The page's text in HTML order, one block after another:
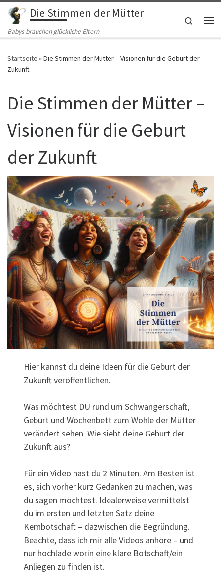
Zum Inhalt springen
Die Stimmen der Mütter
Babys brauchen glückliche Eltern
Search
Startseite »Die Stimmen der Mütter – Visionen für die Geburt der
Zukunft
Die Stimmen der Mütter –
Visionen für die Geburt
der Zukunft
Hier kannst du deine Ideen für die Geburt der
Zukunft veröffentlichen.
Was möchtest DU rund um Schwangerschaft,
Geburt und Wochenbett zum Wohle der Mütter
verändert sehen. Wie sieht deine Geburt der
Zukunft aus?
Für ein Video hast du 2 Minuten. Am Besten ist
es, sich vorher kurz Gedanken zu machen, was
du sagen möchtest. Idealerweise vermittelst
du im ersten und letzten Satz deine
Kernbotschaft – dazwischen die Begründung.
Beachte, dass ich mir alle Videos anhöre – und
nur hochlade worin eine klare Botschaft/ein
Anliegen zu finden ist.